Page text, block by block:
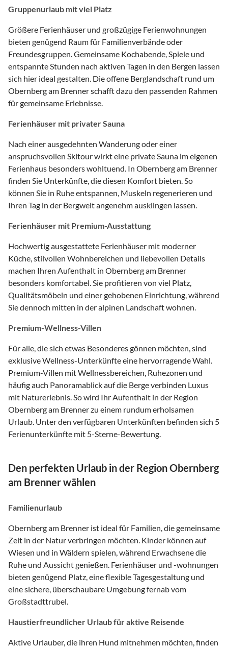
Gruppenurlaub mit viel Platz
Größere Ferienhäuser und großzügige Ferienwohnungen
bieten genügend Raum für Familienverbände oder
Freundesgruppen. Gemeinsame Kochabende, Spiele und
entspannte Stunden nach aktiven Tagen in den Bergen lassen
sich hier ideal gestalten. Die offene Berglandschaft rund um
Obernberg am Brenner schafft dazu den passenden Rahmen
für gemeinsame Erlebnisse.
Ferienhäuser mit privater Sauna
Nach einer ausgedehnten Wanderung oder einer
anspruchsvollen Skitour wirkt eine private Sauna im eigenen
Ferienhaus besonders wohltuend. In Obernberg am Brenner
finden Sie Unterkünfte, die diesen Komfort bieten. So
können Sie in Ruhe entspannen, Muskeln regenerieren und
Ihren Tag in der Bergwelt angenehm ausklingen lassen.
Ferienhäuser mit Premium-Ausstattung
Hochwertig ausgestattete Ferienhäuser mit moderner
Küche, stilvollen Wohnbereichen und liebevollen Details
machen Ihren Aufenthalt in Obernberg am Brenner
besonders komfortabel. Sie profitieren von viel Platz,
Qualitätsmöbeln und einer gehobenen Einrichtung, während
Sie dennoch mitten in der alpinen Landschaft wohnen.
Premium-Wellness-Villen
Für alle, die sich etwas Besonderes gönnen möchten, sind
exklusive Wellness-Unterkünfte eine hervorragende Wahl.
Premium-Villen mit Wellnessbereichen, Ruhezonen und
häufig auch Panoramablick auf die Berge verbinden Luxus
mit Naturerlebnis. So wird Ihr Aufenthalt in der Region
Obernberg am Brenner zu einem rundum erholsamen
Urlaub. Unter den verfügbaren Unterkünften befinden sich 5
Ferienunterkünfte mit 5-Sterne-Bewertung.
Den perfekten Urlaub in der Region Obernberg
am Brenner wählen
Familienurlaub
Obernberg am Brenner ist ideal für Familien, die gemeinsame
Zeit in der Natur verbringen möchten. Kinder können auf
Wiesen und in Wäldern spielen, während Erwachsene die
Ruhe und Aussicht genießen. Ferienhäuser und -wohnungen
bieten genügend Platz, eine flexible Tagesgestaltung und
eine sichere, überschaubare Umgebung fernab vom
Großstadttrubel.
Haustierfreundlicher Urlaub für aktive Reisende
Aktive Urlauber, die ihren Hund mitnehmen möchten, finden